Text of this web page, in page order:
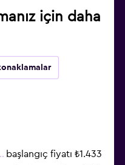
için daha
başlangıç fiyatı ₺1.433